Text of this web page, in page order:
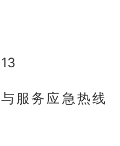
服务应急热线